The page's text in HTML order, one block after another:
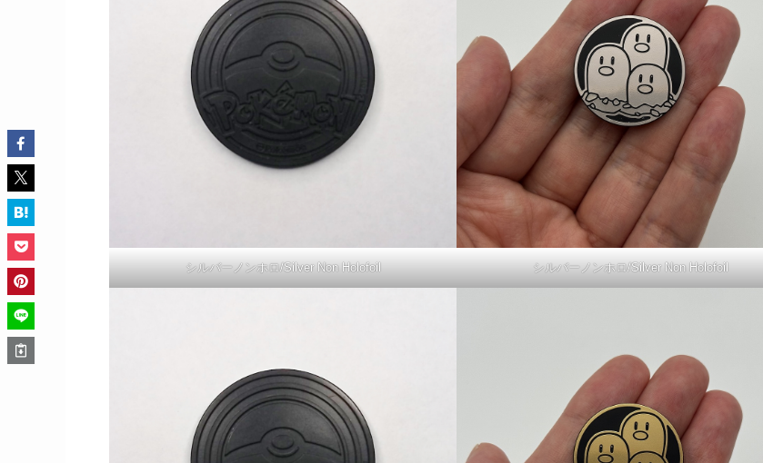
シルバーノンホロ/Silver Non Holofoil シルバーノンホロ/Silver Non Holofoil